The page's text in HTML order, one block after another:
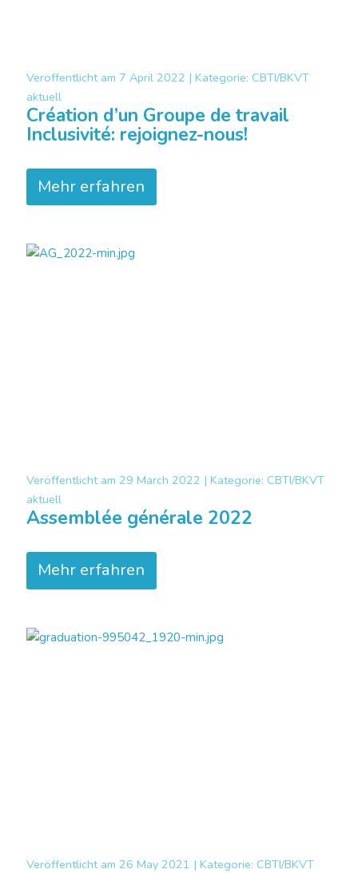
Veröffentlicht am 7 April 2022 | Kategorie: CBTI/BKVT
aktuell
Création d’un Groupe de travail
Inclusivité: rejoignez-nous!
Mehr erfahren
Veröffentlicht am 29 March 2022 | Kategorie: CBTI/BKVT
aktuell
Assemblée générale 2022
Mehr erfahren
Veröffentlicht am 26 May 2021 | Kategorie: CBTI/BKVT